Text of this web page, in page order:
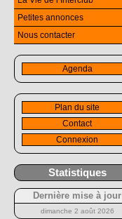
Petites annonces
Nous contacter
Agenda
Plan du site
Contact
Connexion
Statistiques
Dernière mise à jour
dimanche 2 août 2026